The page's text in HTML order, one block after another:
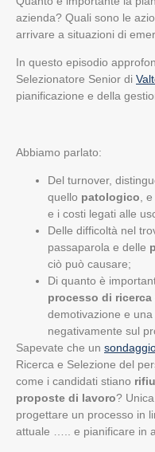
azienda? Quali sono le
arrivare a situazioni di
In questo episodio
Selezionatore Senior di
pianificazione e della
Abbiamo parlato:
Del turnover,
quello patologico,
e i costi legati alle
Delle difficoltà nel
passaparola e delle
ciò può causare;
Di quanto è
processo di
demotivazione e
negativamente sul
Sapevate che un
Ricerca e Selezione del
come i candidati stiano
proposte di lavoro?
progettare un processo in
attuale ….. e pianificare in